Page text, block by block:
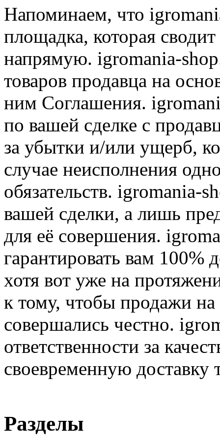
Напоминаем, что
площадка, которая
напрямую. igromania-
товаров продавца на
ним Соглашения.
по вашей сделке с
за убытки и/или ущерб,
случае неисполнения
обязательств. igromania-
вашей сделки, а лишь
для её совершения.
гарантировать вам 100%
хотя вот уже на
к тому, чтобы продажи
совершались честно.
ответственности за
своевременную доставку
Разделы